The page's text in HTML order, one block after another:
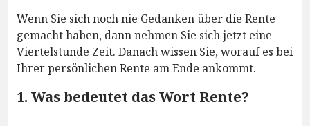
Wenn Sie sich noch nie Gedanken über die Rente
gemacht haben, dann nehmen Sie sich jetzt eine
Viertelstunde Zeit. Danach wissen Sie, worauf es bei
Ihrer persönlichen Rente am Ende ankommt.
1. Was bedeutet das Wort Rente?